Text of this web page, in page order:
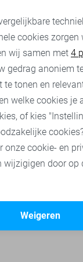
45,00
Only & Sons korte
cookies zorgen
wij samen met 4
gedrag anoniem
te tonen en
welke cookies je
of kies
onze cookie- en
door op
Weigeren